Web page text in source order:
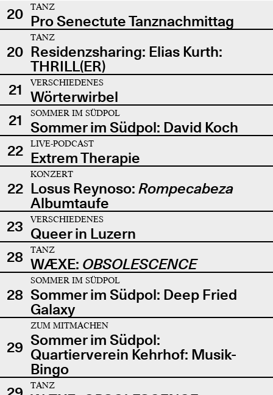
20
TANZ
Pro Senectute Tanznachmittag
20
TANZ
Residenzsharing: Elias Kurth:
THRILL(ER)
21
VERSCHIEDENES
Wörterwirbel
21
SOMMER IM SÜDPOL
Sommer im Südpol: David Koch
22
LIVE-PODCAST
Extrem Therapie
22
KONZERT
Losus Reynoso: Rompecabeza
Albumtaufe
23
VERSCHIEDENES
Queer in Luzern
28
TANZ
WÆXE: OBSOLESCENCE
28
SOMMER IM SÜDPOL
Sommer im Südpol: Deep Fried
Galaxy
29
ZUM MITMACHEN
Sommer im Südpol:
Quartierverein Kehrhof: Musik-
Bingo
TANZ